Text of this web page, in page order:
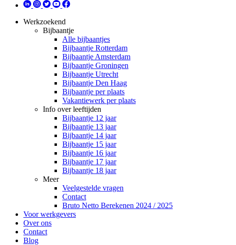
Werkzoekend
Bijbaantje
Alle bijbaantjes
Bijbaantje Rotterdam
Bijbaantje Amsterdam
Bijbaantje Groningen
Bijbaantje Utrecht
Bijbaantje Den Haag
Bijbaantje per plaats
Vakantiewerk per plaats
Info over leeftijden
Bijbaantje 12 jaar
Bijbaantje 13 jaar
Bijbaantje 14 jaar
Bijbaantje 15 jaar
Bijbaantje 16 jaar
Bijbaantje 17 jaar
Bijbaantje 18 jaar
Meer
Veelgestelde vragen
Contact
Bruto Netto Berekenen 2024 / 2025
Voor werkgevers
Over ons
Contact
Blog